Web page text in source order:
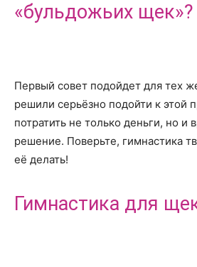
«бульдожьих щек»?
Первый совет подойдет для тех
решили серьёзно подойти к этой
потратить не только деньги, но и
решение. Поверьте, гимнастика
её делать!
Гимнастика для